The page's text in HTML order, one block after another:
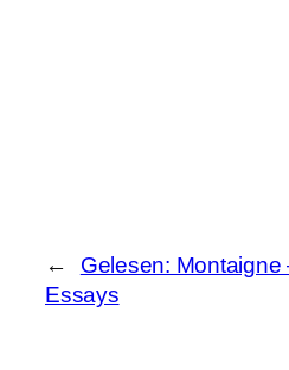
←
Gelesen: Montaigne
Essays